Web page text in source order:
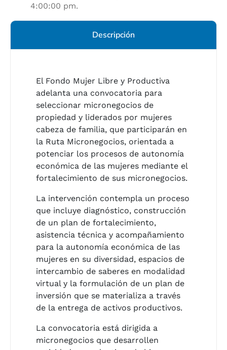
4:00:00 pm.
Descripción
El Fondo Mujer Libre y Productiva
adelanta una convocatoria para
seleccionar micronegocios de
propiedad y liderados por mujeres
cabeza de familia, que participarán en
la Ruta Micronegocios, orientada a
potenciar los procesos de autonomía
económica de las mujeres mediante el
fortalecimiento de sus micronegocios.
La intervención contempla un proceso
que incluye diagnóstico, construcción
de un plan de fortalecimiento,
asistencia técnica y acompañamiento
para la autonomía económica de las
mujeres en su diversidad, espacios de
intercambio de saberes en modalidad
virtual y la formulación de un plan de
inversión que se materializa a través
de la entrega de activos productivos.
La convocatoria está dirigida a
micronegocios que desarrollen